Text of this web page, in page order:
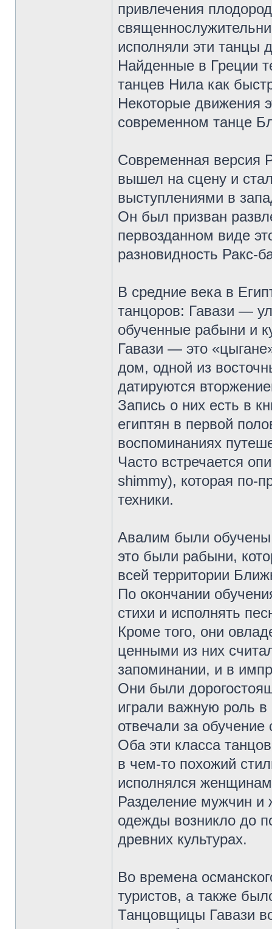
привлечения
исполняли эти танцы
Найденные в Греции
танцев Нила как
Некоторые движения
современном танце
Современная версия
вышел на сцену и
выступлениями в
Он был призван
первозданном виде
разновидность Ракс-
В средние века в
танцоров: Гавази —
обученные рабыни и
Гавази — это
дом, одной из
датируются
Запись о них есть в
египтян в первой
воспоминаниях
Часто встречается
shimmy), которая по-
техники.
Авалим были обучены
это были рабыни,
всей территории
По окончании
стихи и исполнять
Кроме того, они
ценными из них
запоминании, и в
Они были
играли важную роль в
отвечали за обучение
Оба эти класса
в чем-то похожий
исполнялся
Разделение мужчин
одежды возникло до
древних культурах.
Во времена
туристов, а также
Танцовщицы Гавази